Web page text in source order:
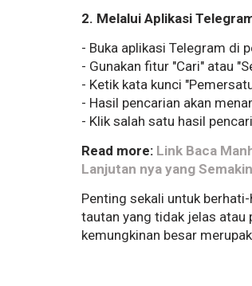
2. Melalui Aplikasi
- Buka aplikasi Telegram di
- Gunakan fitur "Cari" atau
- Ketik kata kunci
- Hasil pencarian akan
- Klik salah satu hasil
Read more: Link Baca
Lanjutan nya yang
Penting sekali untuk
tautan yang tidak jelas atau
kemungkinan besar